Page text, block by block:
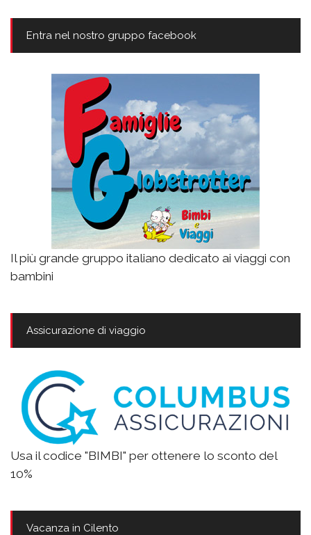
Entra nel nostro gruppo facebook
Il più grande gruppo italiano dedicato ai viaggi con
bambini
Assicurazione di viaggio
Usa il codice "BIMBI" per ottenere lo sconto del
10%
Vacanza in Cilento